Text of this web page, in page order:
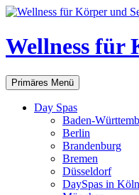
Zum
springen
Wellness für
Suchen
Primäres Menü
Day Spas
Baden-
Berlin
Brandenburg
Bremen
Düsseldorf
DaySpas in Köln